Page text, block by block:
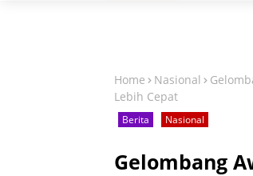
Home Nasional
Lebih Cepat
Berita Nasional
Gelombang